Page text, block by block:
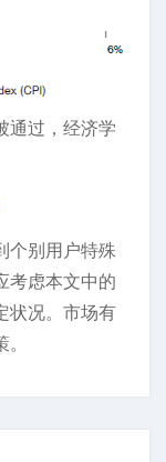
通过，经济学
个别用户特殊
考虑本文中的
状况。市场有